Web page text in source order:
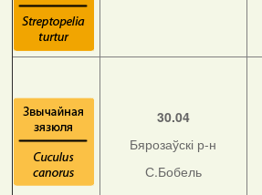
30.04
Бярозаўскі р-н
С.Бобель